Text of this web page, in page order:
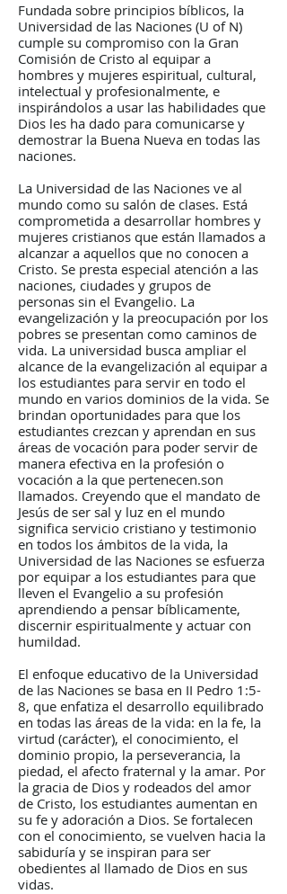
Fundada sobre principios bíblicos, la
Universidad de las Naciones (U of N)
cumple su compromiso con la Gran
Comisión de Cristo al equipar a
hombres y mujeres espiritual, cultural,
intelectual y profesionalmente, e
inspirándolos a usar las habilidades que
Dios les ha dado para comunicarse y
demostrar la Buena Nueva en todas las
naciones.
La Universidad de las Naciones ve al
mundo como su salón de clases. Está
comprometida a desarrollar hombres y
mujeres cristianos que están llamados a
alcanzar a aquellos que no conocen a
Cristo. Se presta especial atención a las
naciones, ciudades y grupos de
personas sin el Evangelio. La
evangelización y la preocupación por los
pobres se presentan como caminos de
vida. La universidad busca ampliar el
alcance de la evangelización al equipar a
los estudiantes para servir en todo el
mundo en varios dominios de la vida. Se
brindan oportunidades para que los
estudiantes crezcan y aprendan en sus
áreas de vocación para poder servir de
manera efectiva en la profesión o
vocación a la que pertenecen.son
llamados. Creyendo que el mandato de
Jesús de ser sal y luz en el mundo
significa servicio cristiano y testimonio
en todos los ámbitos de la vida, la
Universidad de las Naciones se esfuerza
por equipar a los estudiantes para que
lleven el Evangelio a su profesión
aprendiendo a pensar bíblicamente,
discernir espiritualmente y actuar con
humildad.
El enfoque educativo de la Universidad
de las Naciones se basa en II Pedro 1:5-
8, que enfatiza el desarrollo equilibrado
en todas las áreas de la vida: en la fe, la
virtud (carácter), el conocimiento, el
dominio propio, la perseverancia, la
piedad, el afecto fraternal y la amar. Por
la gracia de Dios y rodeados del amor
de Cristo, los estudiantes aumentan en
su fe y adoración a Dios. Se fortalecen
con el conocimiento, se vuelven hacia la
sabiduría y se inspiran para ser
obedientes al llamado de Dios en sus
vidas.